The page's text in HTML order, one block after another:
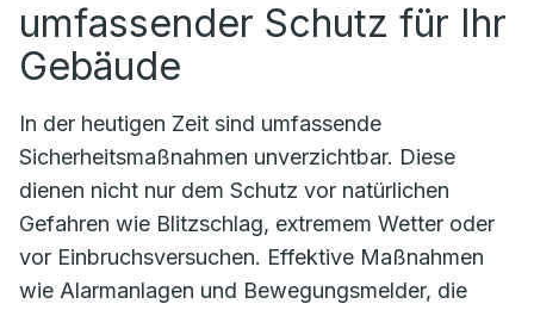
umfassender Schutz für Ihr
Gebäude
In der heutigen Zeit sind umfassende
Sicherheitsmaßnahmen unverzichtbar. Diese
dienen nicht nur dem Schutz vor natürlichen
Gefahren wie Blitzschlag, extremem Wetter oder
vor Einbruchsversuchen. Effektive Maßnahmen
wie Alarmanlagen und Bewegungsmelder, die